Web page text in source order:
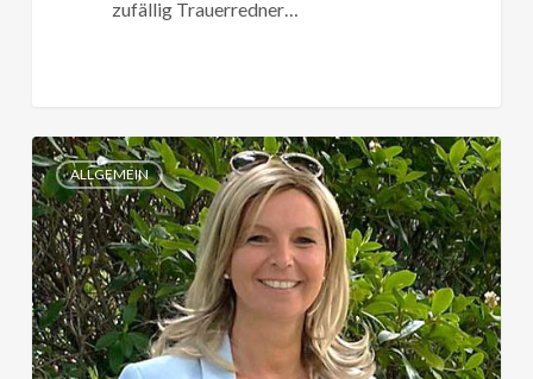
zufällig Trauerredner…
Gastbeitrag:
Ich
möchte
Ihnen
Mut
machen!
ALLGEMEIN